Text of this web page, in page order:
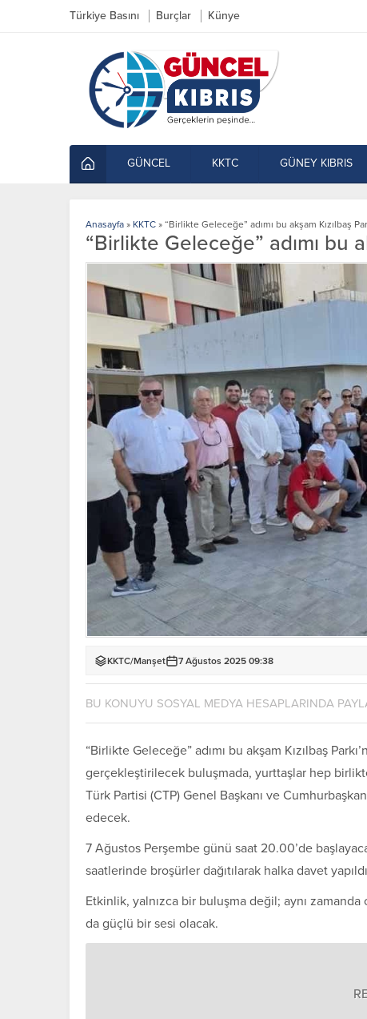
Türkiye Basını Burçlar Künye
GÜNCEL KKTC GÜNEY KIBRIS
Anasayfa » KKTC » “Birlikte Geleceğe” adımı bu akşam Kızılbaş
“Birlikte Geleceğe” adımı bu
KKTC/Manşet 7 Ağustos 2025 09:38
BU KONUYU SOSYAL MEDYA HESAPLARINDA
“Birlikte Geleceğe” adımı bu akşam Kızılbaş
gerçekleştirilecek buluşmada, yurttaşlar hep
Türk Partisi (CTP) Genel Başkanı ve
edecek.
7 Ağustos Perşembe günü saat 20.00’de
saatlerinde broşürler dağıtılarak halka davet
Etkinlik, yalnızca bir buluşma değil; aynı zamanda
da güçlü bir sesi olacak.